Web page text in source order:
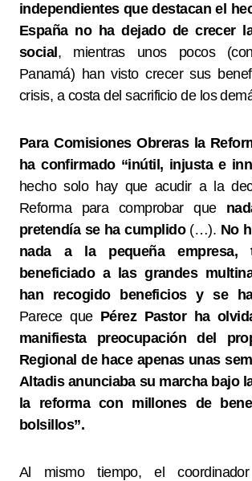
independientes que destacan el
España no ha dejado de crecer
social , mientras unos pocos
Panamá) han visto crecer sus
crisis, a costa del sacrificio de los
Para Comisiones Obreras la
ha confirmado “inútil, injusta e
hecho solo hay que acudir a la
Reforma para comprobar que
pretendía se ha cumplido(…). No
nada a la pequeña
beneficiado a las grandes
han recogido beneficios y se
Parece que Pérez Pastor ha
manifiesta preocupación del
Regional de hace apenas unas
Altadis anunciaba su marcha bajo
la reforma con millones de
bolsillos”.
Al mismo tiempo, el